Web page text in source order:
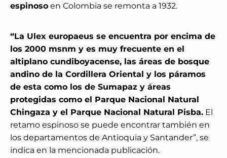
espinoso en Colombia se remonta a 1932.
“La Ulex europaeus se encuentra por encima de
los 2000 msnm y es muy frecuente en el
altiplano cundiboyacense, las áreas de bosque
andino de la Cordillera Oriental y los páramos
de esta como los de Sumapaz y áreas
protegidas como el Parque Nacional Natural
Chingaza y el Parque Nacional Natural Pisba. El
retamo espinoso se puede encontrar también en
los departamentos de Antioquia y Santander”, se
indica en la mencionada publicación.